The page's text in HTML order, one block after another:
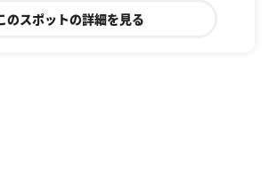
のスポットの詳細を見る